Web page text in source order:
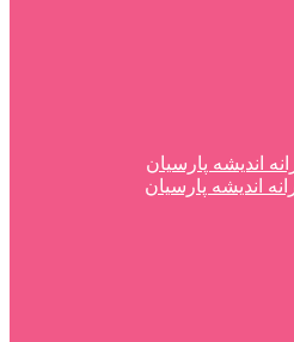
اندیشه پارسیان
اندیشه پارسیان